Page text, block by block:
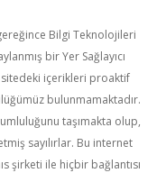
Bilgi Teknolojileri
bir Yer Sağlayıcı
içerikleri proaktif
bulunmamaktadır.
taşımakta olup,
sayılırlar. Bu internet
şirketi ile hiçbir bağlantısı